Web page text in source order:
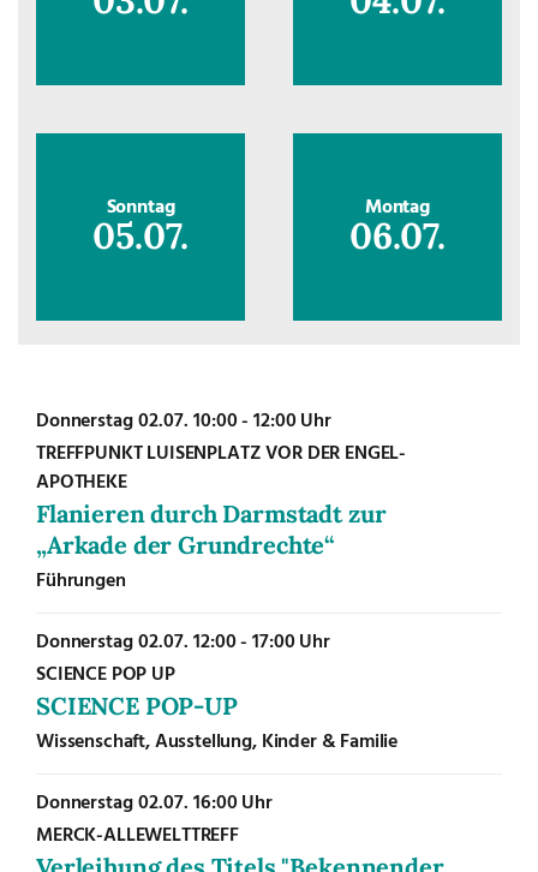
Sonntag
05.07.
Montag
06.07.
Donnerstag 02.07. 10:00 - 12:00 Uhr
TREFFPUNKT LUISENPLATZ VOR DER ENGEL-
APOTHEKE
Flanieren durch Darmstadt zur
„Arkade der Grundrechte“
Führungen
Donnerstag 02.07. 12:00 - 17:00 Uhr
SCIENCE POP UP
SCIENCE POP-UP
Wissenschaft, Ausstellung, Kinder & Familie
Donnerstag 02.07. 16:00 Uhr
MERCK-ALLEWELTTREFF